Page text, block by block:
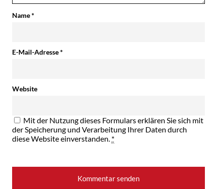
Name*
E-Mail-Adresse*
Website
Mit der Nutzung dieses Formulars erklären Sie sich mit
der Speicherung und Verarbeitung Ihrer Daten durch
diese Website einverstanden. *